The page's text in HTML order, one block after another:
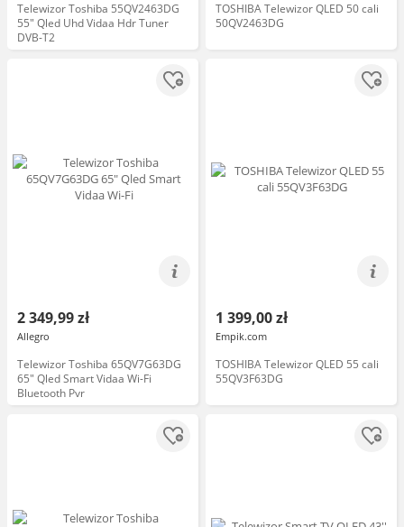
Telewizor Toshiba 55QV2463DG
55" Qled Uhd Vidaa Hdr Tuner
DVB-T2
TOSHIBA Telewizor QLED 50 cali
50QV2463DG
2 349,99 zł
Allegro
Telewizor Toshiba 65QV7G63DG
65" Qled Smart Vidaa Wi-Fi
Bluetooth Pvr
1 399,00 zł
Empik.com
TOSHIBA Telewizor QLED 55 cali
55QV3F63DG